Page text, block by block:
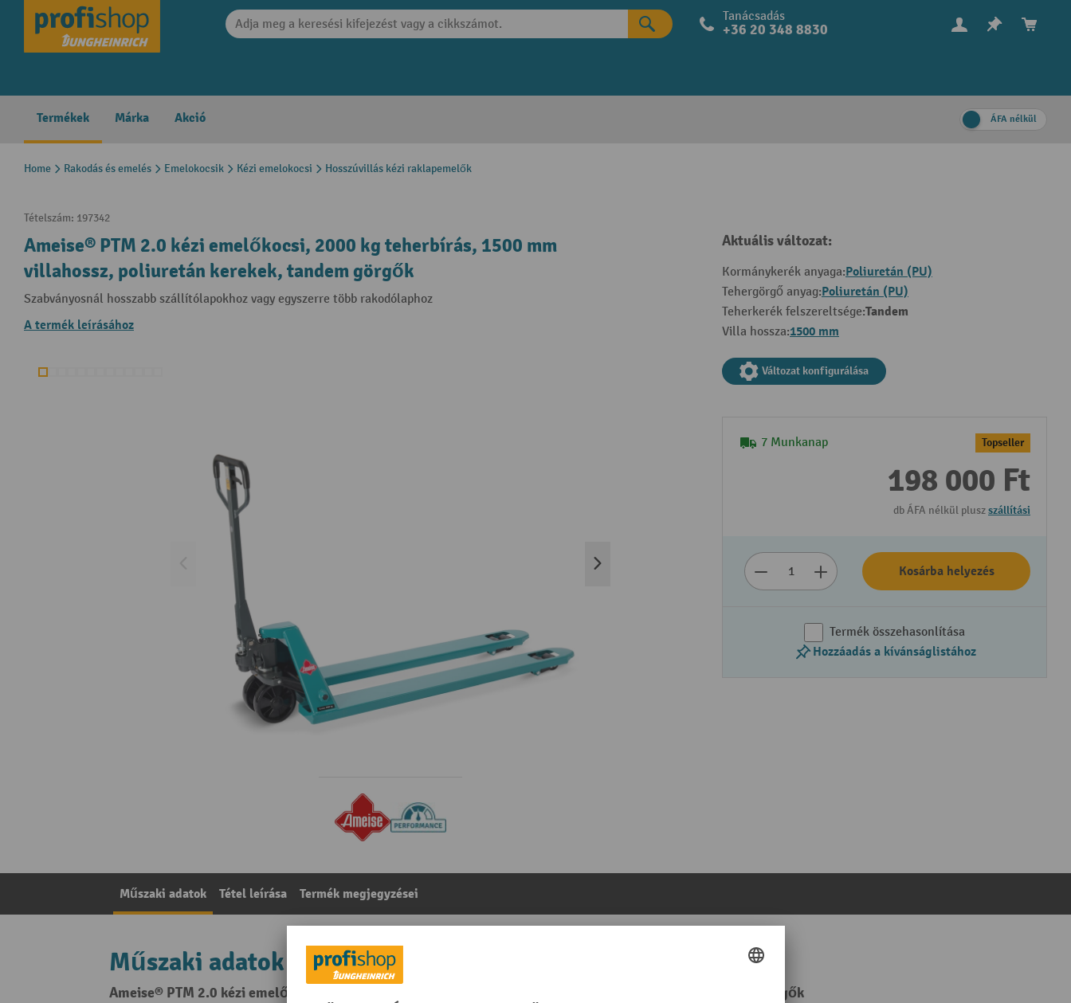
Skip to main navigation Tanácsadás
+36 20 348 8830
Termékek Márka Akció ÁFA nélkül
Home Rakodás és emelés Emelokocsik Kézi emelokocsi Hosszúvillás kézi raklapemelők
Tételszám: 197342
Ameise® PTM 2.0 kézi emelőkocsi, 2000 kg teherbírás, 1500 mm
villahossz, poliuretán kerekek, tandem görgők
Szabványosnál hosszabb szállítólapokhoz vagy egyszerre több rakodólaphoz
A termék leírásához
Aktuális változat:
Kormánykerék anyaga:Poliuretán (PU)
Tehergörgő anyag:Poliuretán (PU)
Teherkerék felszereltsége:Tandem
Villa hossza:1500 mm
Változat konfigurálása
7 Munkanap Topseller
198 000 Ft
db ÁFA nélkül pluszszállítási
Kosárba helyezés
Termék összehasonlítása
Hozzáadás a kívánságlistához
Műszaki adatok Tétel leírása Termék megjegyzései
Műszaki adatok
Ameise® PTM 2.0 kézi emelőkocsi, 2000 kg teherbírás, 1500 mm villahossz, poliuretán kerekek, tandem görgők